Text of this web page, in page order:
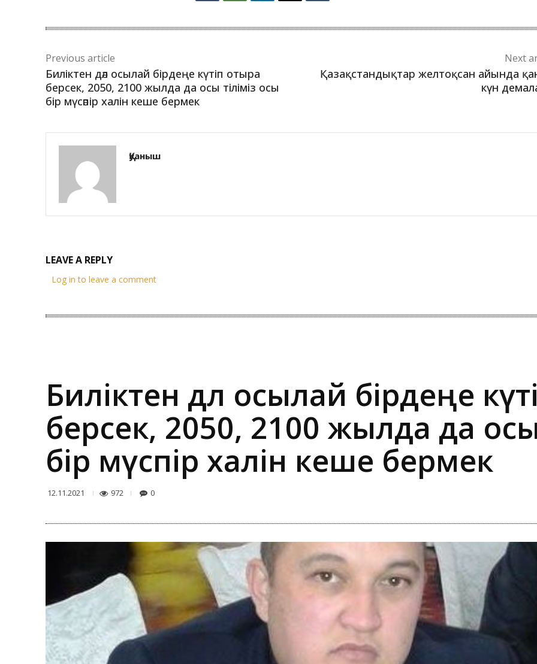
Previous article
Биліктен дәл осылай бірдеңе күтіп отыра
берсек, 2050, 2100 жылда да осы тіліміз осы
бір мүсәпір халін кеше бермек
Next
Қазақстандықтар желтоқсан айында
күн
Қуаныш
LEAVE A REPLY
Log in to leave a comment